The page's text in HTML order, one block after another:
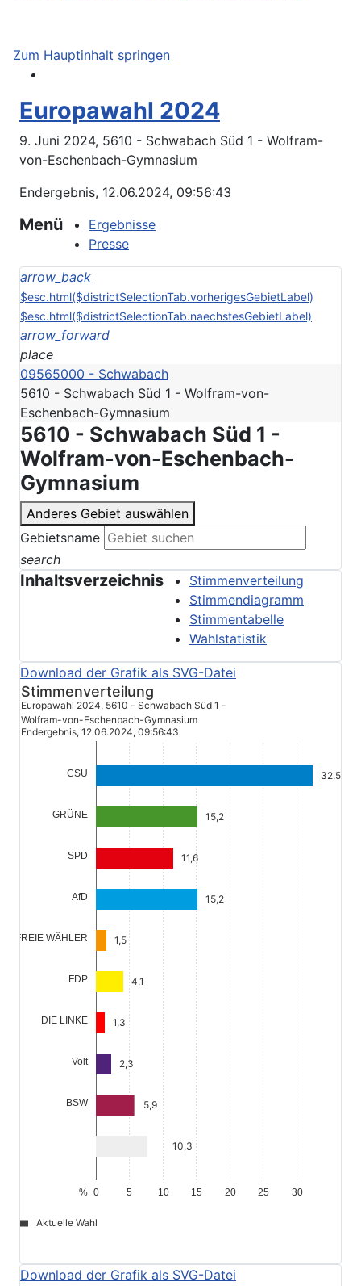
Zum Hauptinhalt springen
Europawahl 2024
9. Juni 2024, 5610 - Schwabach Süd 1 - Wolfram-
von-Eschenbach-Gymnasium
Endergebnis, 12.06.2024, 09:56:43
Menü
Ergebnisse
Presse
arrow_back
$esc.html($districtSelectionTab.vorherigesGebietLabel)
$esc.html($districtSelectionTab.naechstesGebietLabel)
arrow_forward
place
09565000 - Schwabach
5610 - Schwabach Süd 1 - Wolfram-von-
Eschenbach-Gymnasium
5610 - Schwabach Süd 1 -
Wolfram-von-Eschenbach-
Gymnasium
Anderes Gebiet auswählen
Gebietsname
search
Inhaltsverzeichnis
Stimmenverteilung
Stimmendiagramm
Stimmentabelle
Wahlstatistik
DIE LINKE
Volt
BSW
Stimmenverteilung
Europawahl 2024, 5610 - Schwabach Süd 1 -
Wolfram-von-Eschenbach-Gymnasium
Endergebnis, 12.06.2024, 09:56:43